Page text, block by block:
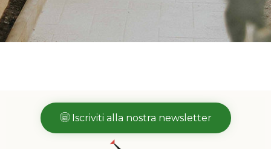
Iscriviti alla nostra newsletter